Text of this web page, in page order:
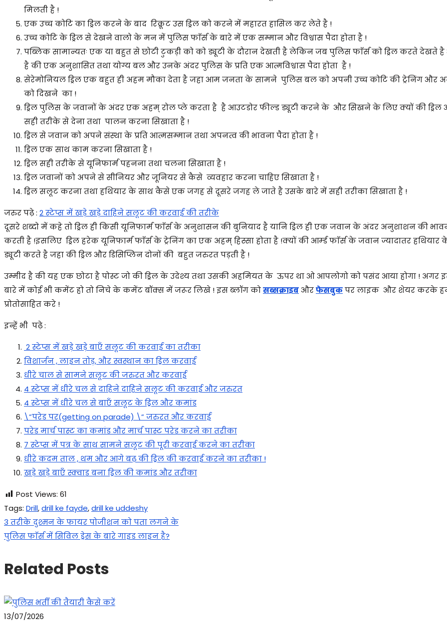
मिलती है !
एक उच्च कोटि का ड्रिल करने के बाद रिक्रूट उस ड्रिल को करने में महारत हासिल कर लेते है !
उच्च कोटि के ड्रिल से देखने वालो के मन में पुलिस फाॅर्स के बारे में एक सम्मान और विश्वास पैदा होता है !
पब्लिक सामान्यतः एक या बहुत से छोटी टुकड़ी को को ड्यूटी के दौरान देखती है लेकिन जब पुलिस फाॅर्स को ड्रिल करते देखते
है की एक अनुशासित तथा योग्य बल और उनके अंदर पुलिस के प्रति एक आत्मविश्वास पैदा होता है !
सेरेमोनियल ड्रिल एक बहुत ही अहम मौका देता है जहा आम जनता के सामने पुलिस बल को अपनी उच्च कोटि की ट्रेनिंग और
को दिखने का !
ड्रिल पुलिस के जवानों के अंदर एक अहम् रोल प्ले करता है है आउटडोर फील्ड ड्यूटी करने के और सिखने के लिए क्यों की
सही तरीके से देना तथा पालन करना सिखाता है !
ड्रिल से जवान को अपने संस्था के प्रति आत्मसम्मान तथा अपनत्व की भावना पैदा होता है !
ड्रिल एक साथ काम करना सिखाता है !
ड्रिल सही तरीके से यूनिफार्म पहनना तथा चलना सिखाता है !
ड्रिल जवानों को अपने से सीनियर और जूनियर से कैसे व्यवहार करना चाहिए सिखाता है !
ड्रिल सलूट करना तथा हथियार के साथ कैसे एक जगह से दूसरे जगह ले जाते है उसके बारे में सही तरीका सिखाता है !
जरुर पढ़े : 2 स्टेप्स में खड़े खड़े दाहिने सलूट की करवाई की तरीके
दूसरे शब्दो में कहे तो ड्रिल ही किसी यूनिफार्म फाॅर्स के अनुशासन की बुनियाद है यानि ड्रिल ही एक जवान के अंदर अनुशाशन की
करती है !इसलिए ड्रिल हरेक यूनिफार्म फाॅर्स के ट्रेनिंग का एक अहम् हिस्सा होता है !क्यों की आर्म्ड फाॅर्स के जवान ज्यादातर हथियार
ड्यूटी करते है जहा की ड्रिल और डिसिप्लिन दोनों की बहुत जरुरत पड़ती है !
उम्मीद है की यह एक छोटा है पोस्ट जो की ड्रिल के उदेश्य तथा उसकी अहमियत के ऊपर था ओ आपलोगो को पसंद आया होगा ! अगर
बारे में कोई भी कमेंट हो तो निचे के कमेंट बॉक्स में जरूर लिखे ! इस ब्लॉग कोसब्सक्राइबऔरफेसबुकपर लाइक और शेयर करके
प्रोतोसाहित करे !
इन्हें भी पढ़े :
2 स्टेप्स में खड़े खड़े बाएँ सलूट की करवाई का तरीका
विशार्जन , लाइन तोड़, और स्वस्थान का ड्रिल करवाई
धीरे चाल से सामने सलूट की जरुरत और करवाई
4 स्टेप्स में धीरे चल से दाहिने दाहिने सलूट की करवाई और जरुरत
4 स्टेप्स में धीरे चल से बाएँ सलूट के ड्रिल और कमांड
\”परेड पर(getting on parade) \” जरुरत और करवाई
परेड मार्च पास्ट का कमांड और मार्च पास्ट परेड करने का तरीका
7 स्टेप्स में पत्र के साथ सामने सलूट की पूरी करवाई करने का तरीका
धीरे कदम ताल , थम और आगे बढ़ की ड्रिल की करवाई करने का तरीका !
खड़े खड़े बाएँ स्क्वाड बना ड्रिल की कमांड और तरीका
Post Views: 61
Tags: Drill,drill ke fayde,drill ke uddeshy
Post
Previous
post:
3 तरीके दुश्मन के फायर पोजीशन को पता लगने के
Next
पुलिस फाॅर्स में सिविल ड्रेस के बारे गाइड लाइन है?
Related Posts
13/07/2026